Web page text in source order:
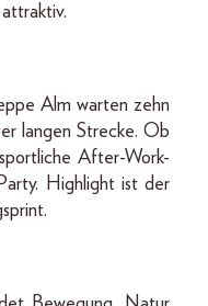
Alm warten zehn
langen Strecke. Ob
After-Work-
Highlight ist der